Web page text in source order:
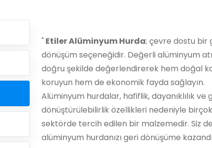
" Etiler Alüminyum Hurda; çevre dostu bir
dönüşüm seçeneğidir. Değerli alüminyum
doğru şekilde değerlendirerek hem doğal
koruyun hem de ekonomik fayda sağlayın.
Alüminyum hurdalar, hafiflik, dayanıklılık ve
dönüştürülebilirlik özellikleri nedeniyle birçok
sektörde tercih edilen bir malzemedir. Siz de
alüminyum hurdanızı geri dönüşüme